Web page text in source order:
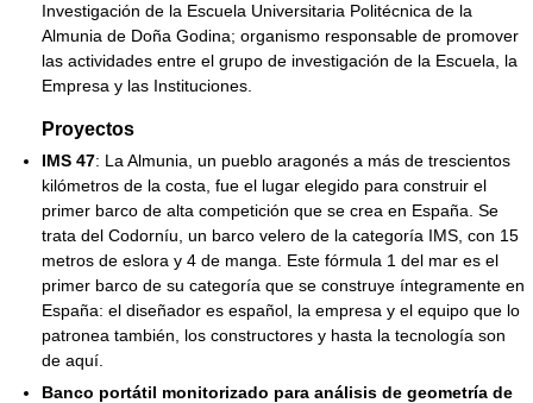
Investigación de la Escuela Universitaria Politécnica de la
Almunia de Doña Godina; organismo responsable de promover
las actividades entre el grupo de investigación de la Escuela, la
Empresa y las Instituciones.
Proyectos
IMS 47: La Almunia, un pueblo aragonés a más de trescientos
kilómetros de la costa, fue el lugar elegido para construir el
primer barco de alta competición que se crea en España. Se
trata del Codorníu, un barco velero de la categoría IMS, con 15
metros de eslora y 4 de manga. Este fórmula 1 del mar es el
primer barco de su categoría que se construye íntegramente en
España: el diseñador es español, la empresa y el equipo que lo
patronea también, los constructores y hasta la tecnología son
de aquí.
Banco portátil monitorizado para análisis de geometría de